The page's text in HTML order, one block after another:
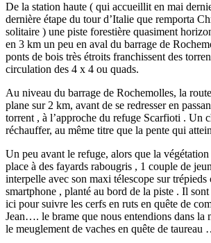
De la station haute ( qui accueillit en mai
dernière étape du tour d’Italie que remporta
solitaire ) une piste forestière quasiment
en 3 km un peu en aval du barrage de
ponts de bois très étroits franchissent des
circulation des 4 x 4 ou quads.
Au niveau du barrage de Rochemolles, la
plane sur 2 km, avant de se redresser en
torrent , à l’approche du refuge Scarfioti . Un
réchauffer, au même titre que la pente qui
Un peu avant le refuge, alors que la
place à des fayards rabougris , 1 couple de
interpelle avec son maxi télescope sur trépieds
smartphone , planté au bord de la piste . Il
ici pour suivre les cerfs en ruts en quête de
Jean…. le brame que nous entendions dans la
le meuglement de vaches en quête de taureau